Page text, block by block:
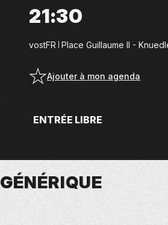
GÉNÉRIQUE
21:30
vostFR Place Guillaume II -
Ajouter à mon agenda
ENTRÉE LIBRE